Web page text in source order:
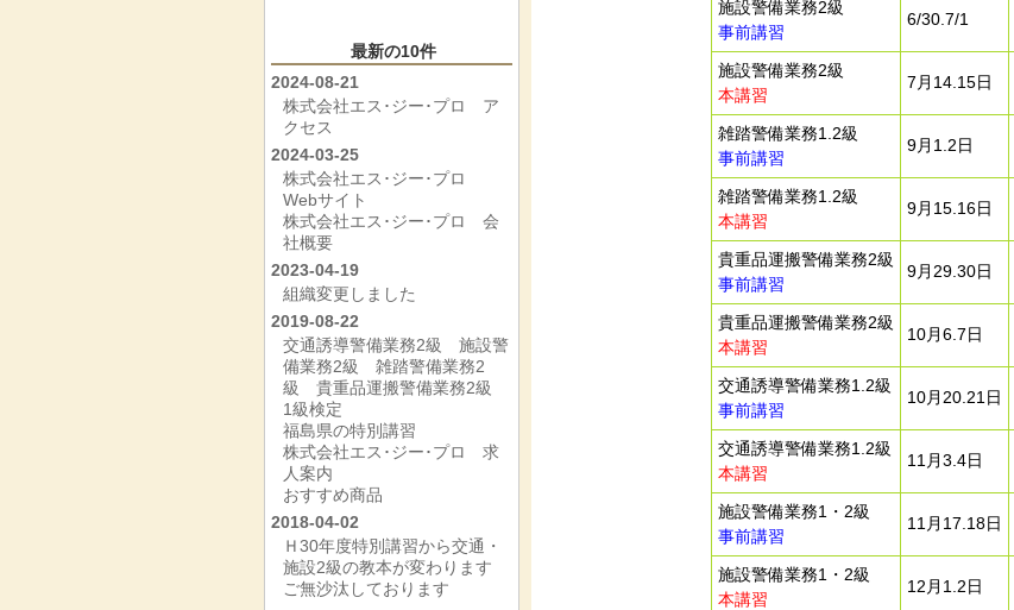
施設警備業務2級
事前講習
6/30.7/1
施設警備業務2級
本講習
7月14.15日
雑踏警備業務1.2級
事前講習
9月1.2日
雑踏警備業務1.2級
本講習
9月15.16日
貴重品運搬警備業務2級
事前講習
9月29.30日
貴重品運搬警備業務2級
本講習
10月6.7日
交通誘導警備業務1.2級
事前講習
10月20.21日
交通誘導警備業務1.2級
本講習
11月3.4日
施設警備業務1・2級
事前講習
11月17.18日
施設警備業務1・2級
本講習
12月1.2日
最新の10件
2024-08-21
株式会社エス･ジー･プロ ア
クセス
2024-03-25
株式会社エス･ジー･プロ
Webサイト
株式会社エス･ジー･プロ 会
社概要
2023-04-19
組織変更しました
2019-08-22
交通誘導警備業務2級 施設警
備業務2級 雑踏警備業務2
級 貴重品運搬警備業務2級
1級検定
福島県の特別講習
株式会社エス･ジー･プロ 求
人案内
おすすめ商品
2018-04-02
Ｈ30年度特別講習から交通・
施設2級の教本が変わります
ご無沙汰しております